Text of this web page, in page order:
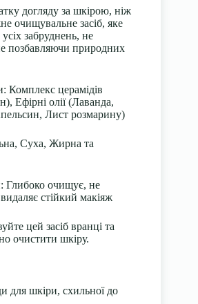
догляду за шкірою, ніж
очищувальне засіб, яке
забруднень, не
позбавляючи природних
Комплекс церамідів
Ефірні олії (Лаванда,
Лист розмарину)
Суха, Жирна та
Глибоко очищує, не
стійкий макіяж
цей засіб вранці та
очистити шкіру.
для шкіри, схильної до